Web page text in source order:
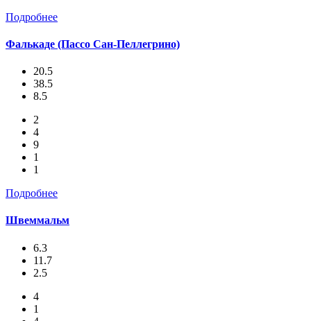
Подробнее
Фалькаде (Пассо Сан-Пеллегрино)
20.5
38.5
8.5
2
4
9
1
1
Подробнее
Швеммальм
6.3
11.7
2.5
4
1